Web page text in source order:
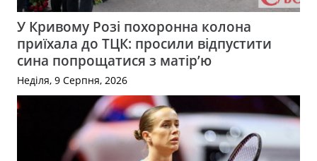
У Кривому Розі похоронна колона
приїхала до ТЦК: просили відпустити
сина попрощатися з матір’ю
Неділя, 9 Серпня, 2026